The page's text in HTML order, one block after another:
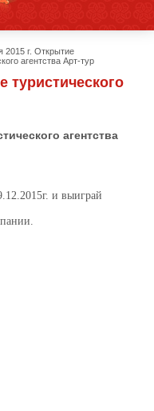
2015 г. Открытие
агентства Арт-тур
туристического
агентства
и выиграй